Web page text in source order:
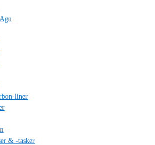
liner
& -tasker